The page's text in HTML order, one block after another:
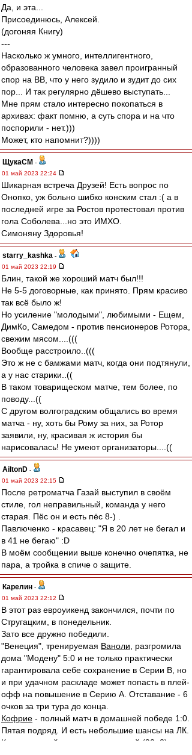
Да, и эта...
Присоединюсь, Алексей.
(догоняя Книгу)
---
Насколько ж умного, интеллигентного,
образованного человека завел проигранный
спор на ВВ, что у него зудило и зудит до сих
пор... И так регулярно дёшево выступать...
Мне прям стало интересно покопаться в
архивах: факт помню, а суть спора и на что
поспорили - нет.)))
Может, кто напомнит?))))
ЩукаСМ -
01 май 2023 22:24
Шикарная встреча Друзей! Есть вопрос по
Онопко, уж больно шибко конским стал :( а в
последней игре за Ростов протестовал против
гола Соболева...но это ИМХО.
Симоняну Здоровья!
starry_kashka -
01 май 2023 22:19
Блин, такой же хороший матч был!!!
Не 5-5 договорные, как принято. Прям красиво
так всё было ж!
Но усиление "молодыми", любимыми - Ещем,
ДимКо, Самедом - против пенсионеров Ротора,
свежим мясом....(((
Вообще расстроило..(((
Это ж не с бамжами матч, когда они подтянули,
а у нас старики..((
В таком товарищеском матче, тем более, по
поводу...((
С другом волгоградским общались во время
матча - ну, хоть бы Рому за них, за Ротор
заявили, ну, красивая ж история бы
нарисовалась! Не умеют организаторы....((
AiltonD -
01 май 2023 22:15
После ретроматча Газай выступил в своём
стиле, гол неправильный, команда у него
старая. Пёс он и есть пёс 8-) .
Павлюченко - красавец: "Я в 20 лет не бегал и
в 41 не бегаю" :D
В моём сообщении выше конечно очепятка, не
пара, а тройка в спиче о защите.
Карелин -
01 май 2023 22:12
В этот раз евроуикенд закончился, почти по
Стругацким, в понедельник.
Зато все дружно победили.
"Венеция", тренируемая Ваноли , разгромила
дома "Модену" 5:0 и не только практически
гарантировала себе сохранение в Серии В, но
и при удачном раскладе может попасть в плей-
офф на повышение в Серию А. Отставание - 6
очков за три тура до конца.
Кофрие - полный матч в домашней победе 1:0.
Пятая подряд. И есть небольшие шансы на ЛК.
Крал
- полный матч в выгрызенной (90+2)